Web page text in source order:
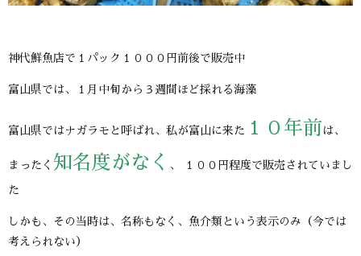
神代鮮魚店で１パック１０００円前後で販売中
富山県では、１月中旬から３週間ほど採れる海藻
富山県ではナガラモと呼ばれ、私が富山に来た １０年前は、
まったく 知名度がなく 、 １００円程度で販売されていまし
た
しかも、その当時は、名称もなく、魚介類という表示のみ（今では
考えられない）